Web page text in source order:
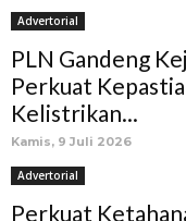
Advertorial
PLN Gandeng
Perkuat
Kelistrikan...
Kamis, 9 Juli 2026
Advertorial
Perkuat